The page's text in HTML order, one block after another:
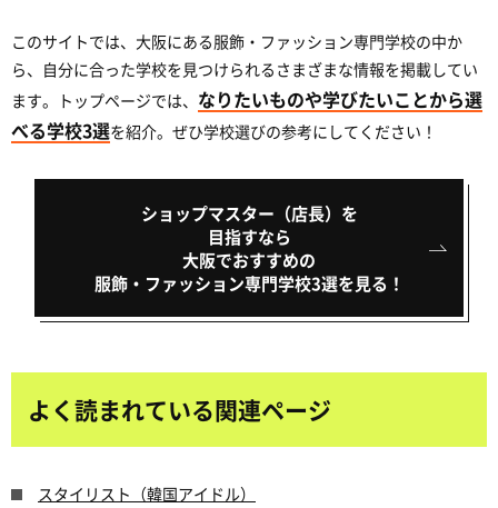
このサイトでは、大阪にある服飾・ファッション専門学校の中か
ら、自分に合った学校を見つけられるさまざまな情報を掲載してい
ます。トップページでは、 なりたいものや学びたいことから選
べる学校3選を紹介。ぜひ学校選びの参考にしてください！
ショップマスター（店長）を
目指すなら
大阪でおすすめの
服飾・ファッション専門学校3選を見る！
よく読まれている関連ページ
スタイリスト（韓国アイドル）